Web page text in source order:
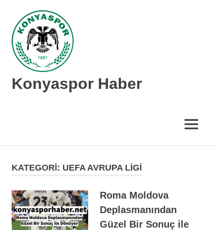
Konyaspor Haber
MENÜ
KATEGORI: UEFA AVRUPA LIGI
Roma Moldova
Deplasmanından
Güzel Bir Sonuç ile